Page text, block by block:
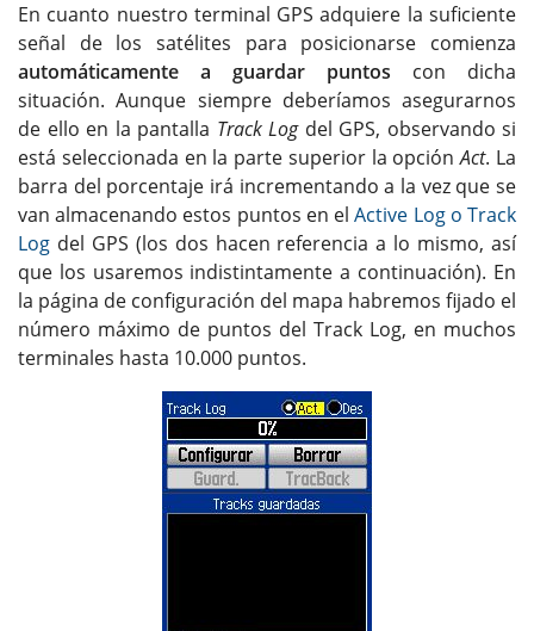
En cuanto nuestro terminal GPS adquiere la suficiente
señal de los satélites para posicionarse comienza
automáticamente a guardar puntos con dicha
situación. Aunque siempre deberíamos asegurarnos
de ello en la pantalla Track Logdel GPS, observando si
está seleccionada en la parte superior la opciónAct. La
barra del porcentaje irá incrementando a la vez que se
van almacenando estos puntos en elActive Log o Track
Log del GPS (los dos hacen referencia a lo mismo, así
que los usaremos indistintamente a continuación). En
la página de configuración del mapa habremos fijado el
número máximo de puntos del Track Log, en muchos
terminales hasta 10.000 puntos.